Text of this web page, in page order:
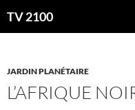
auTV 2100
JARDIN PLANÉTAIRE
L’AFRIQUE